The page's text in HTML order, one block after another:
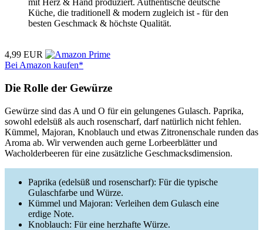
mit Herz & Hand produziert. Authentische deutsche
Küche, die traditionell & modern zugleich ist - für den
besten Geschmack & höchste Qualität.
4,99 EUR
Bei Amazon kaufen*
Die Rolle der Gewürze
Gewürze sind das A und O für ein gelungenes Gulasch. Paprika,
sowohl edelsüß als auch rosenscharf, darf natürlich nicht fehlen.
Kümmel, Majoran, Knoblauch und etwas Zitronenschale runden das
Aroma ab. Wir verwenden auch gerne Lorbeerblätter und
Wacholderbeeren für eine zusätzliche Geschmacksdimension.
Paprika (edelsüß und rosenscharf): Für die typische
Gulaschfarbe und Würze.
Kümmel und Majoran: Verleihen dem Gulasch eine
erdige Note.
Knoblauch: Für eine herzhafte Würze.